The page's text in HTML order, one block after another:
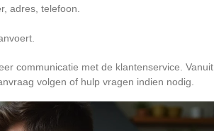
adres, telefoon.
communicatie met de klantenservice. Vanuit
volgen of hulp vragen indien nodig.